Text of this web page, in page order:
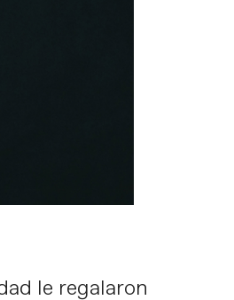
le regalaron